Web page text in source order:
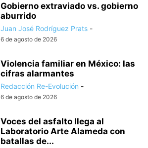
Gobierno extraviado vs. gobierno
aburrido
Juan José Rodríguez Prats -
6 de agosto de 2026
Violencia familiar en México: las
cifras alarmantes
Redacción Re-Evolución -
6 de agosto de 2026
Voces del asfalto llega al
Laboratorio Arte Alameda con
batallas de...